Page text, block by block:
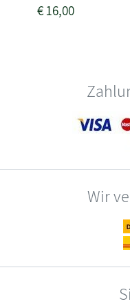
€16,00
Wir